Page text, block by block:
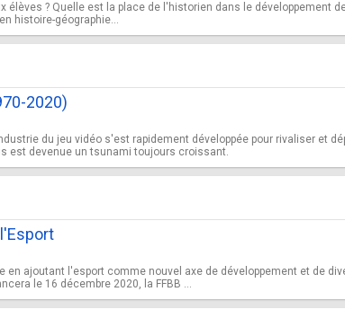
? Quelle est la place de l'historien dans le développement
histoire-géographie...
2020)
du jeu vidéo s'est rapidement développée pour rivaliser et
est devenue un tsunami toujours croissant.
ajoutant l'esport comme nouvel axe de développement et de
le 16 décembre 2020, la FFBB ...